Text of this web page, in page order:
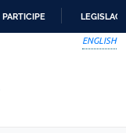
PARTICIPE
ENGLISH